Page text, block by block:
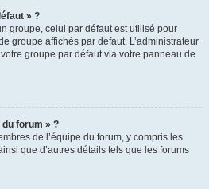
» ?
groupe, celui par défaut est utilisé pour
groupe affichés par défaut. L’administrateur
groupe par défaut via votre panneau de
du forum » ?
de l’équipe du forum, y compris les
que d’autres détails tels que les forums